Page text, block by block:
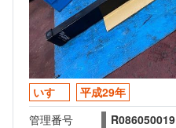
いすゞ
平成29年
管理番号
R086050019